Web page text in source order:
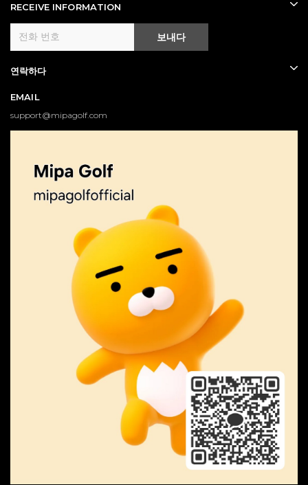
RECEIVE INFORMATION
보내다
연락하다
EMAIL
support@mipagolf.com